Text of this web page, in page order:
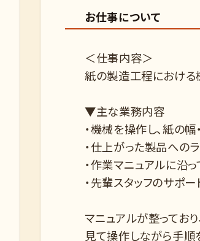
お仕事について
＜仕事内容＞
紙の製造工程における
▼主な業務内容
・機械を操作し、紙の
・仕上がった製品への
・作業マニュアルに沿
・先輩スタッフのサポー
マニュアルが整ってお
見て操作しながら手順